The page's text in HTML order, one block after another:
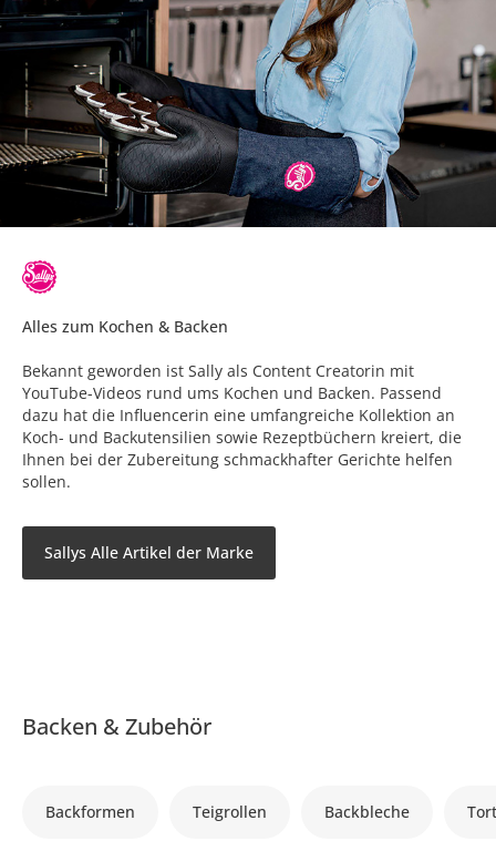
Alles zum Kochen & Backen
Bekannt geworden ist Sally als Content Creatorin mit
YouTube-Videos rund ums Kochen und Backen. Passend
dazu hat die Influencerin eine umfangreiche Kollektion an
Koch- und Backutensilien sowie Rezeptbüchern kreiert, die
Ihnen bei der Zubereitung schmackhafter Gerichte helfen
sollen.
Sallys Alle Artikel der Marke
Backen & Zubehör
Backformen Teigrollen Backbleche